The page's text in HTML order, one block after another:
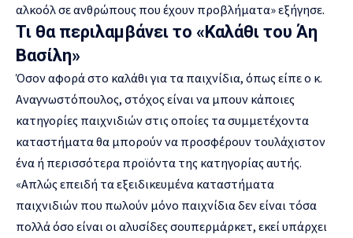
αλκοόλ σε ανθρώπους που έχουν προβλήματα» εξήγησε.
Τι θα περιλαμβάνει το «Καλάθι του Άη
Βασίλη»
Όσον αφορά στο καλάθι για τα παιχνίδια, όπως είπε ο κ.
Αναγνωστόπουλος, στόχος είναι να μπουν κάποιες
κατηγορίες παιχνιδιών στις οποίες τα συμμετέχοντα
καταστήματα θα μπορούν να προσφέρουν τουλάχιστον
ένα ή περισσότερα προϊόντα της κατηγορίας αυτής.
«Απλώς επειδή τα εξειδικευμένα καταστήματα
παιχνιδιών που πωλούν μόνο παιχνίδια δεν είναι τόσα
πολλά όσο είναι οι αλυσίδες σουπερμάρκετ, εκεί υπάρχει